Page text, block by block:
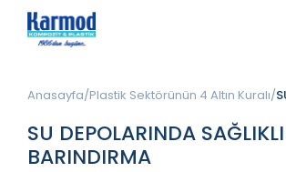
Anasayfa Plastik Sektörünün 4 Altın Kuralı
SU DEPOLARINDA
BARINDIRMA